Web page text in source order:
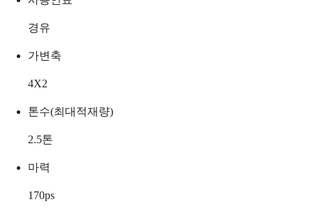
경유
가변축
4X2
톤수(최대적재량)
2.5톤
마력
170ps